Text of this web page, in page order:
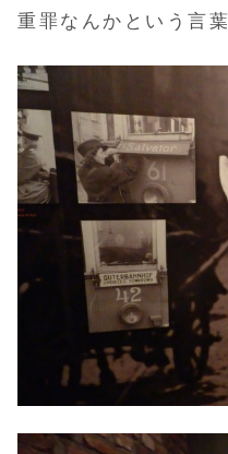
重罪なんかという言